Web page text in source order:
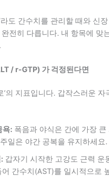
라도 간수치를 관리할 때와 신
전히 다릅니다. 내 항목에 맞
/ r-GTP) 가 걱정된다면
’의 지표입니다. 갑작스러운
욕: 폭음과 야식은 간에 가장 큰
일은 야간 공복을 유지하세요.
갑자기 시작한 고강도 근력 운
간수치(AST)를 일시적으로